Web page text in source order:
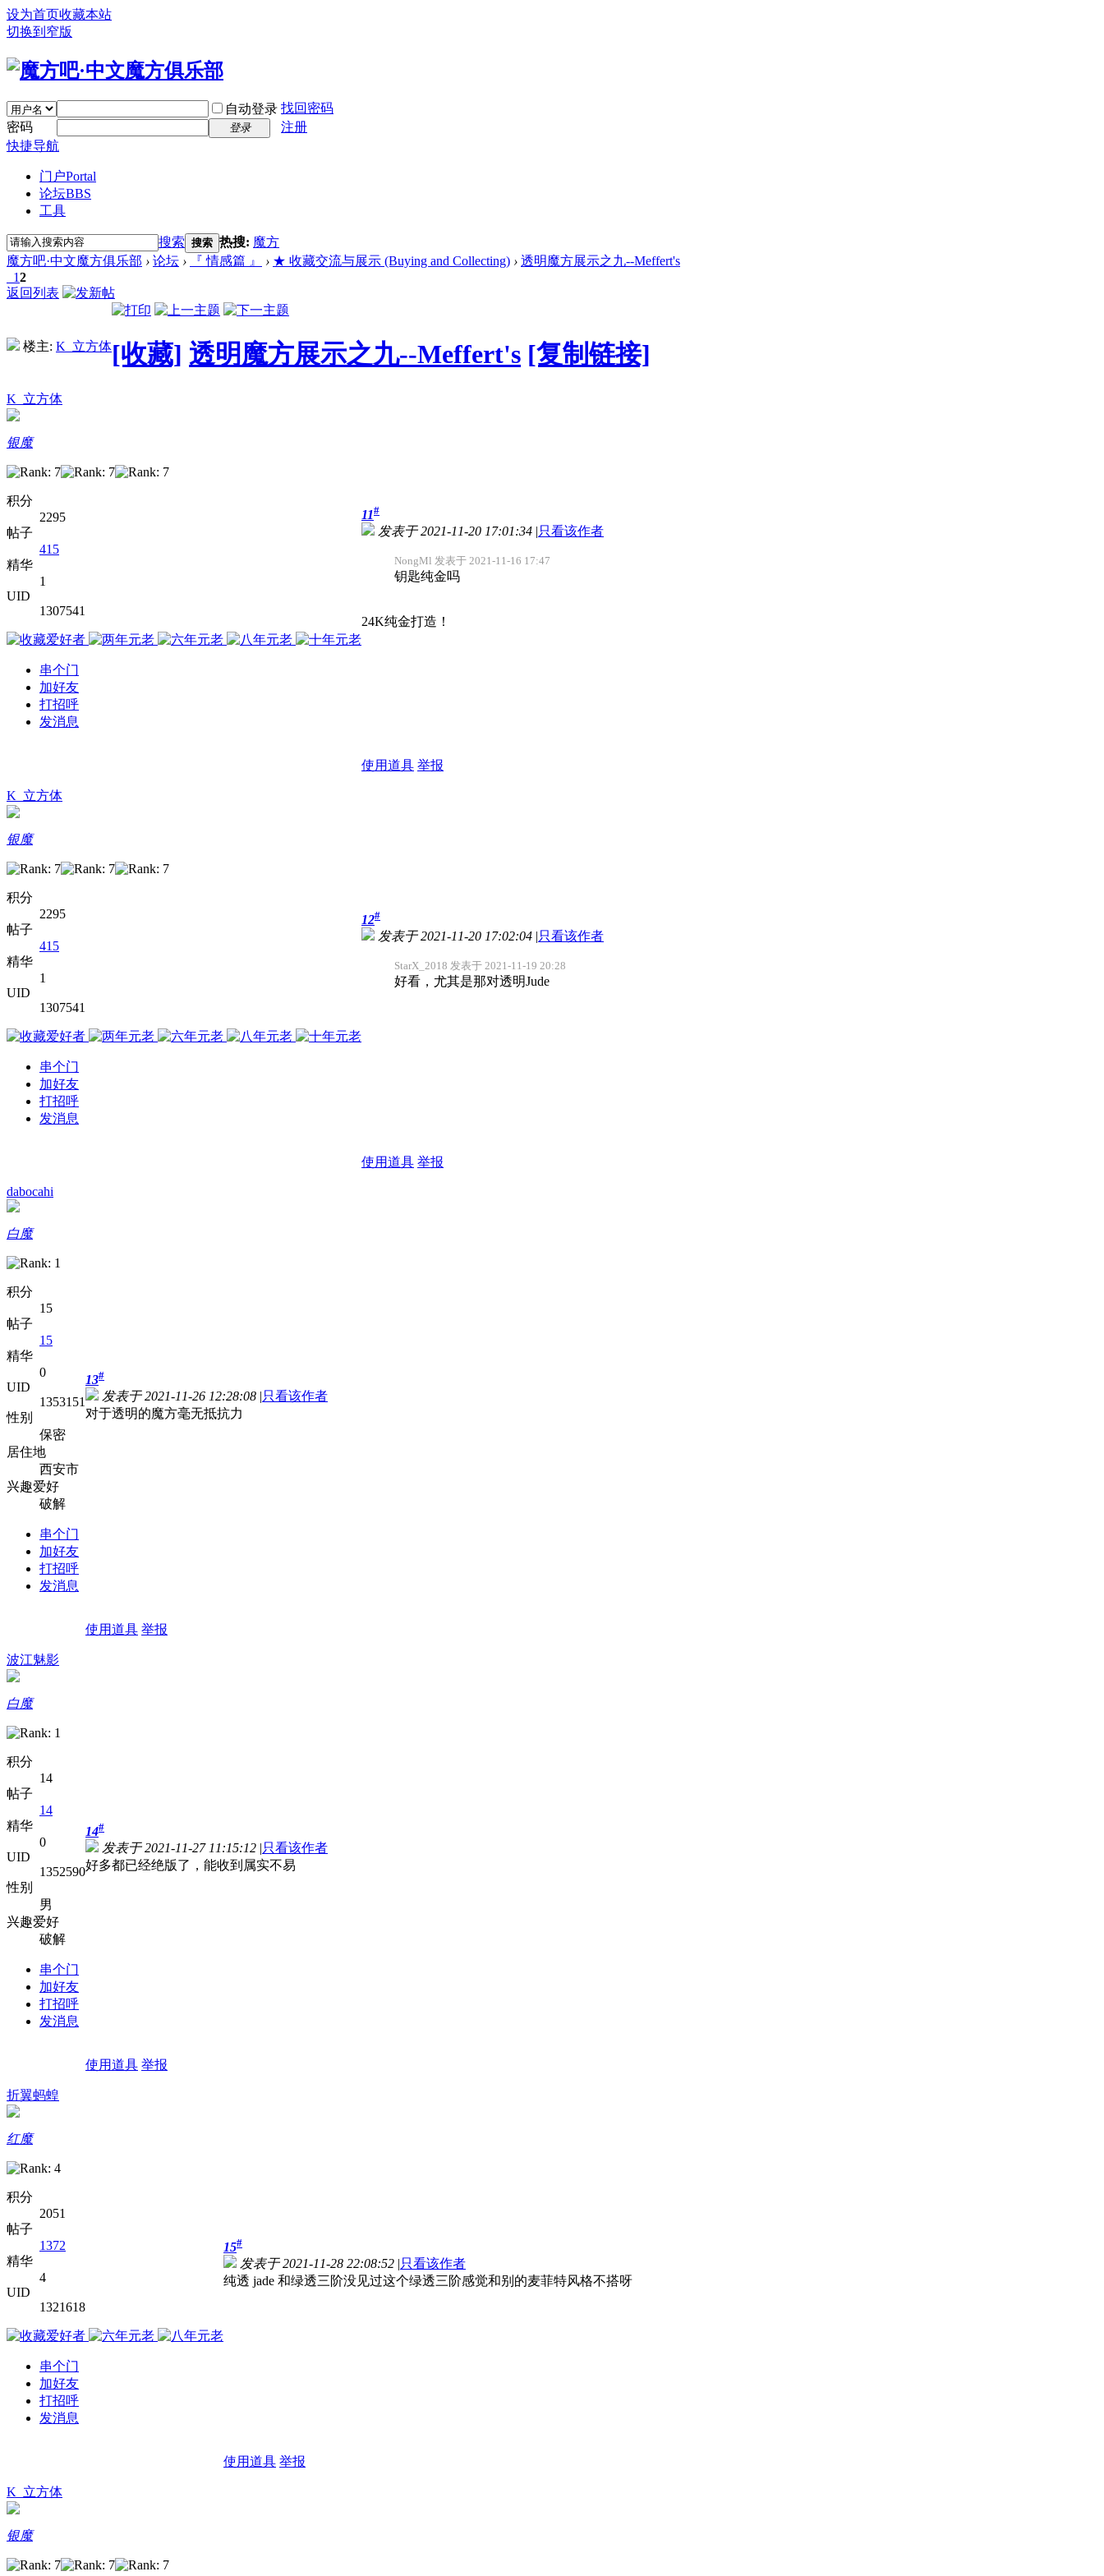
设为首页收藏本站
切换到窄版
自动登录 找回密码
密码
登录
注册
快捷导航
门户Portal
论坛BBS
工具
搜索 搜索 热搜: 魔方
魔方吧·中文魔方俱乐部 › 论坛 › 『 情感篇 』 › ★ 收藏交流与展示 (Buying and Collecting) › 透明魔方展示之九--Meffert's
12
返回列表
楼主: K_立方体[收藏] 透明魔方展示之九--Meffert's [复制链接]
K_立方体
银魔
积分
2295
帖子
415
精华
1
UID
1307541
串个门
加好友
打招呼
发消息
11#
发表于 2021-11-20 17:01:34 |只看该作者
NongMl 发表于 2021-11-16 17:47
钥匙纯金吗
24K纯金打造！
使用道具 举报
K_立方体
银魔
积分
2295
帖子
415
精华
1
UID
1307541
串个门
加好友
打招呼
发消息
12#
发表于 2021-11-20 17:02:04 |只看该作者
StarX_2018 发表于 2021-11-19 20:28
好看，尤其是那对透明Jude
使用道具 举报
dabocahi
白魔
积分
15
帖子
15
精华
0
UID
1353151
性别
保密
居住地
西安市
兴趣爱好
破解
串个门
加好友
打招呼
发消息
13#
发表于 2021-11-26 12:28:08 |只看该作者
对于透明的魔方毫无抵抗力
使用道具 举报
波江魅影
白魔
积分
14
帖子
14
精华
0
UID
1352590
性别
男
兴趣爱好
破解
串个门
加好友
打招呼
发消息
14#
发表于 2021-11-27 11:15:12 |只看该作者
好多都已经绝版了，能收到属实不易
使用道具 举报
折翼蚂蝗
红魔
积分
2051
帖子
1372
精华
4
UID
1321618
串个门
加好友
打招呼
发消息
15#
发表于 2021-11-28 22:08:52 |只看该作者
纯透 jade 和绿透三阶没见过这个绿透三阶感觉和别的麦菲特风格不搭呀
使用道具 举报
K_立方体
银魔